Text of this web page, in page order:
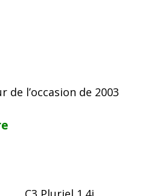
de l’occasion de 2003